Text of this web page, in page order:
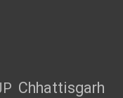
Chhattisgarh